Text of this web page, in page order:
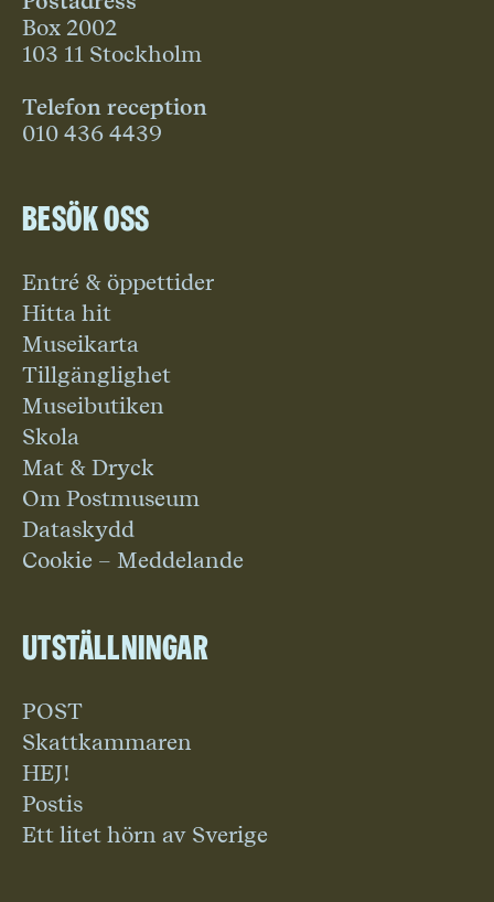
Box 2002
103 11 Stockholm
Telefon reception
010 436 4439
Besök oss
Entré & öppettider
Hitta hit
Museikarta
Tillgänglighet
Museibutiken
Skola
Mat & Dryck
Om Postmuseum
Dataskydd
Cookie – Meddelande
Utställningar
POST
Skattkammaren
HEJ!
Postis
Ett litet hörn av Sverige